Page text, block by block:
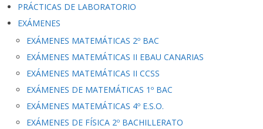
PRÁCTICAS DE LABORATORIO
EXÁMENES
EXÁMENES MATEMÁTICAS 2º BAC
EXÁMENES MATEMÁTICAS II EBAU CANARIAS
EXÁMENES MATEMÁTICAS II CCSS
EXÁMENES DE MATEMÁTICAS 1º BAC
EXÁMENES MATEMÁTICAS 4º E.S.O.
EXÁMENES DE FÍSICA 2º BACHILLERATO